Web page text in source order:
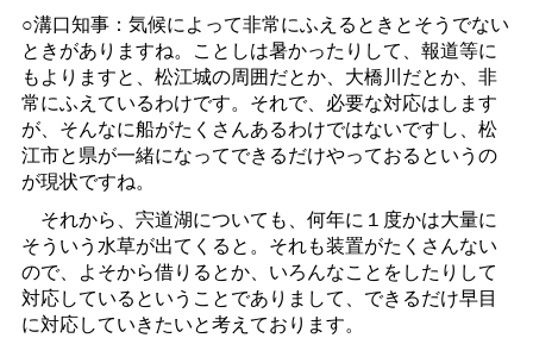
○溝口知事：気候によって非常にふえるときとそうでない
ときがありますね。ことしは暑かったりして、報道等に
もよりますと、松江城の周囲だとか、大橋川だとか、非
常にふえているわけです。それで、必要な対応はします
が、そんなに船がたくさんあるわけではないですし、松
江市と県が一緒になってできるだけやっておるというの
が現状ですね。
それから、宍道湖についても、何年に１度かは大量に
そういう水草が出てくると。それも装置がたくさんない
ので、よそから借りるとか、いろんなことをしたりして
対応しているということでありまして、できるだけ早目
に対応していきたいと考えております。